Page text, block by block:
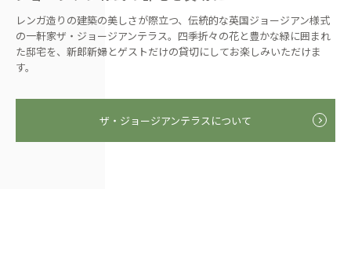
レンガ造りの建築の美しさが際立つ、伝統的な英国ジョージアン様式
の一軒家ザ・ジョージアンテラス。四季折々の花と豊かな緑に囲まれ
た邸宅を、新郎新婦とゲストだけの貸切にしてお楽しみいただけま
す。
ザ・ジョージアンテラスについて